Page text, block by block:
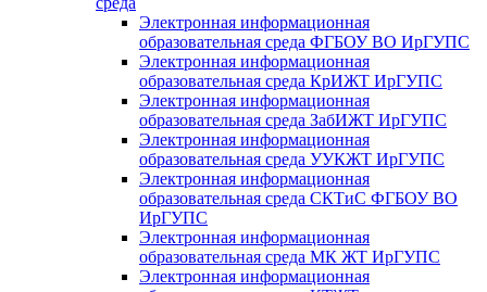
Электронная информационная
образовательная среда ФГБОУ ВО ИрГУПС
Электронная информационная
образовательная среда КрИЖТ ИрГУПС
Электронная информационная
образовательная среда ЗабИЖТ ИрГУПС
Электронная информационная
образовательная среда УУКЖТ ИрГУПС
Электронная информационная
образовательная среда СКТиС ФГБОУ ВО
ИрГУПС
Электронная информационная
образовательная среда МК ЖТ ИрГУПС
Электронная информационная